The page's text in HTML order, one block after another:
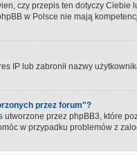
czy przepis ten dotyczy
w Polsce nie mają
IP lub zabronił nazwy
przez forum"?
utworzone przez phpBB3, które
w przypadku problemów z